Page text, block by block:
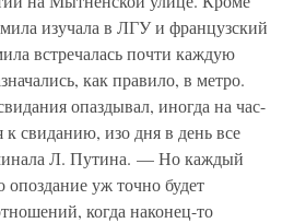
изучала в ЛГУ и французский
встречалась почти каждую
как правило, в метро.
опаздывал, иногда на час-
свиданию, изо дня в день все
Л. Путина. — Но каждый
опоздание уж точно будет
когда наконец-то